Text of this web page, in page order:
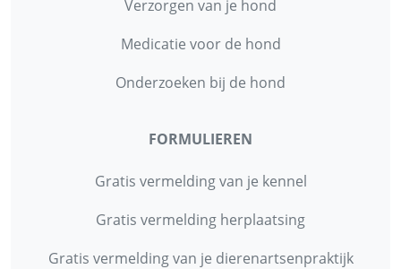
Verzorgen van je hond
Medicatie voor de hond
Onderzoeken bij de hond
FORMULIEREN
Gratis vermelding van je kennel
Gratis vermelding herplaatsing
Gratis vermelding van je dierenartsenpraktijk